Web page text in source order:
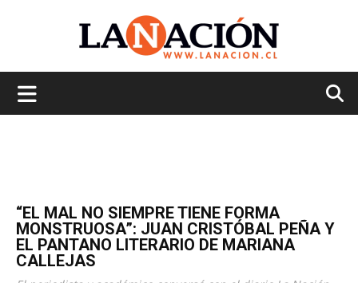
“EL MAL NO SIEMPRE TIENE FORMA
MONSTRUOSA”: JUAN CRISTÓBAL PEÑA Y
EL PANTANO LITERARIO DE MARIANA
CALLEJAS